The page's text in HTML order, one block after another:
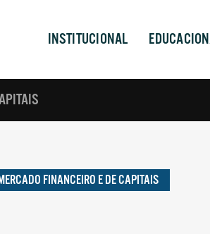
INSTITUCIONAL
FINANCEIRO E DE CAPITAIS